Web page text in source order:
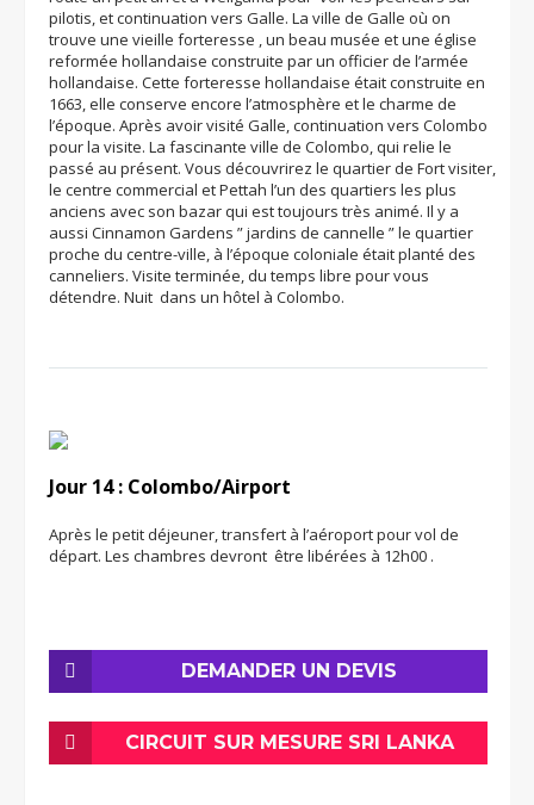
pilotis, et continuation vers Galle. La ville de Galle où on
trouve une vieille forteresse , un beau musée et une église
reformée hollandaise construite par un officier de l’armée
hollandaise. Cette forteresse hollandaise était construite en
1663, elle conserve encore l’atmosphère et le charme de
l’époque. Après avoir visité Galle, continuation vers Colombo
pour la visite. La fascinante ville de Colombo, qui relie le
passé au présent. Vous découvrirez le quartier de Fort visiter,
le centre commercial et Pettah l’un des quartiers les plus
anciens avec son bazar qui est toujours très animé. Il y a
aussi Cinnamon Gardens ” jardins de cannelle ” le quartier
proche du centre-ville, à l’époque coloniale était planté des
canneliers. Visite terminée, du temps libre pour vous
détendre. Nuit dans un hôtel à Colombo.
Jour 14 : Colombo/Airport
Après le petit déjeuner, transfert à l’aéroport pour vol de
départ. Les chambres devront être libérées à 12h00 .
DEMANDER UN DEVIS
CIRCUIT SUR MESURE SRI LANKA